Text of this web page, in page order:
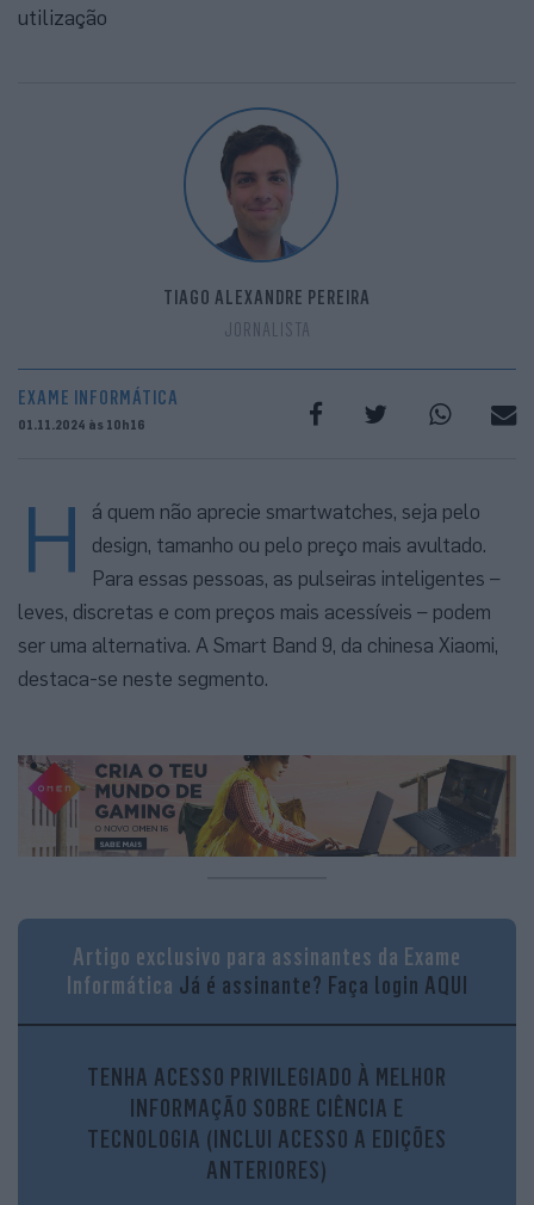
utilização
TIAGO ALEXANDRE PEREIRA
JORNALISTA
EXAME INFORMÁTICA
01.11.2024 às 10h16
H
á quem não aprecie smartwatches, seja pelo
design, tamanho ou pelo preço mais avultado.
Para essas pessoas, as pulseiras inteligentes –
leves, discretas e com preços mais acessíveis – podem
ser uma alternativa. A Smart Band 9, da chinesa Xiaomi,
destaca-se neste segmento.
O conforto e a construção, tanto das pulseiras como dos
smartwatches, são duas características que
valorizamos. Por isso, não poderíamos deixar de as
plástico resistente, transmitindo uma sensação de
durabilidade. A bracelete em silicone é confortável e
possui vários pontos de ajuste, permitindo que se adapte
a diferentes tamanhos de pulso. Admitimos que não a
Artigo exclusivo para assinantes da Exame
Informática Já é assinante? Faça login AQUI
TENHA ACESSO PRIVILEGIADO À MELHOR
INFORMAÇÃO SOBRE CIÊNCIA E
TECNOLOGIA (INCLUI ACESSO A EDIÇÕES
ANTERIORES)